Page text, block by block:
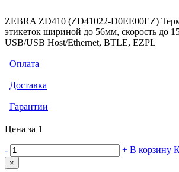
ZEBRA ZD410 (ZD41022-D0EE00EZ)
этикеток шириной до 56мм, скорость до
USB/USB Host/Ethernet, BTLE, EZPL
Оплата
Доставка
Гарантии
Цена за 1
- + В корзину
×